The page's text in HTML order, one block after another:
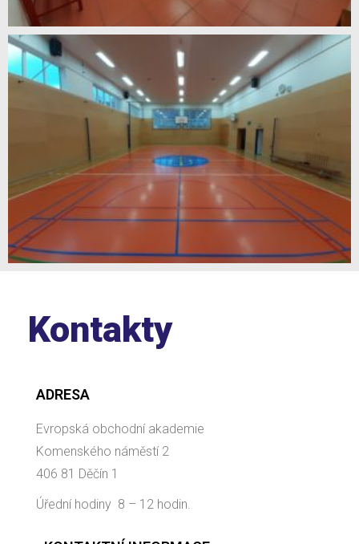
Kontakty
ADRESA
Evropská obchodní akademie
Komenského náměstí 2
406 81 Děčín 1
Úřední hodiny 8 – 12 hodin.